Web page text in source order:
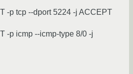
-p tcp --dport 5224 -j ACCEPT
-p icmp --icmp-type 8/0 -j